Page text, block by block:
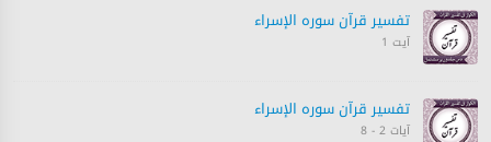
تفسیر قرآن سورہ ‎الإسراء
آیت 1
تفسیر قرآن سورہ ‎الإسراء
آیات 2 - 8